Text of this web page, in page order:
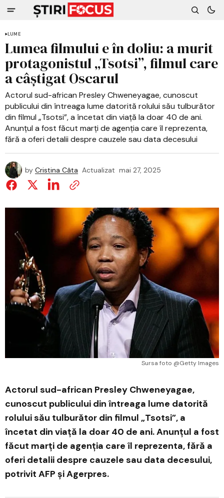
LUME
Lumea filmului e în doliu: a murit
protagonistul „Tsotsi”, filmul care
a câștigat Oscarul
Actorul sud-african Presley Chweneyagae, cunoscut
publicului din întreaga lume datorită rolului său tulburător
din filmul „Tsotsi”, a încetat din viață la doar 40 de ani.
Anunțul a fost făcut marți de agenția care îl reprezenta,
fără a oferi detalii despre cauzele sau data decesului
by Cristina Câta Actualizat mai 27, 2025
Sursa foto @Getty Images
Actorul sud-african Presley Chweneyagae,
cunoscut publicului din întreaga lume datorită
rolului său tulburător din filmul „Tsotsi”, a
încetat din viață la doar 40 de ani. Anunțul a fost
făcut marți de agenția care îl reprezenta, fără a
oferi detalii despre cauzele sau data decesului,
potrivit AFP și Agerpres.